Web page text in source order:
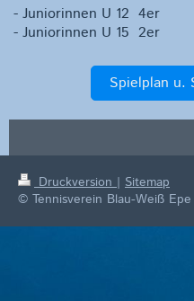
- Juniorinnen U 12 4er
- Juniorinnen U 15 2er
Spielplan u.
Druckversion | Sitemap
© Tennisverein Blau-Weiß Epe